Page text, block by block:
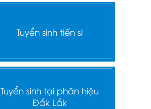
Tuyển sinh tiến sĩ
Tuyển sinh tại phân hiệu
Đắk Lắk